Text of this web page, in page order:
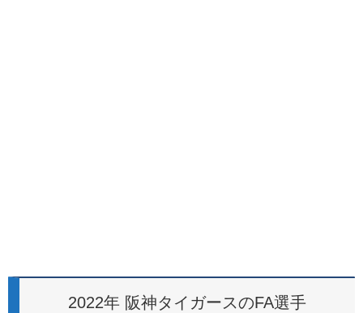
2022年 阪神タイガースのFA選手